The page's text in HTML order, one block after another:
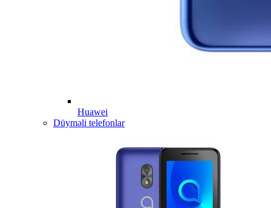
Huawei
Düyməli telefonlar